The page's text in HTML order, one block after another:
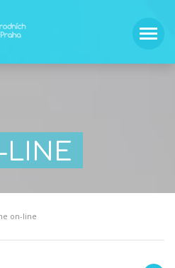
LINE
on-line